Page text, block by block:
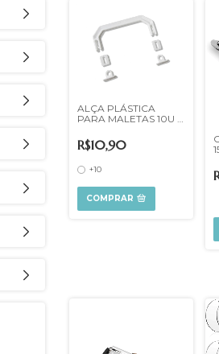
ALÇA PLÁSTICA
PARA MALETAS 10U -
R$10,90
+10
COMPRAR